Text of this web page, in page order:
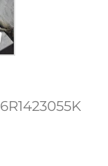
6R1423055K